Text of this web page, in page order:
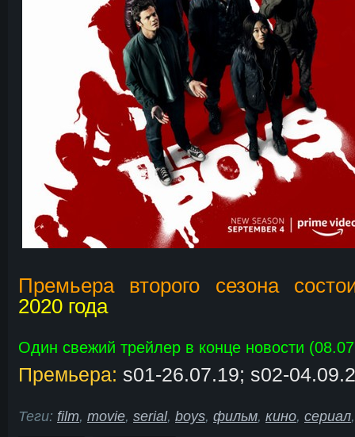
Премьера второго сезона
2020 года
Один свежий трейлер в конце новости
Премьера: s01-26.07.19; s02-
Теги: film, movie, serial, boys, фильм, кино, сериал